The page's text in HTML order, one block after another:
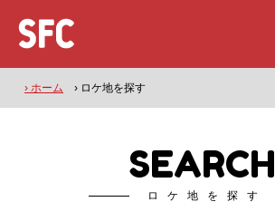
› ホーム › ロケ地を探す
SEARCH
ロケ地を探す